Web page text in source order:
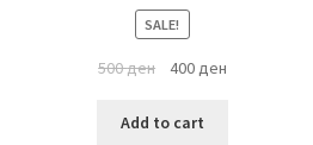
SALE!
500ден 400ден
Add to cart